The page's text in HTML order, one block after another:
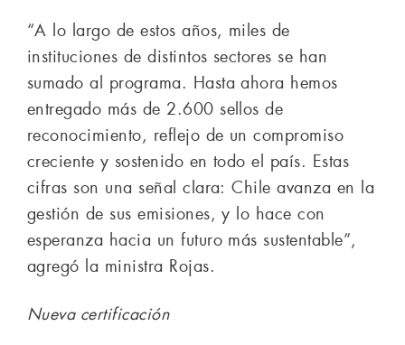
“A lo largo de estos años, miles de
instituciones de distintos sectores se han
sumado al programa. Hasta ahora hemos
entregado más de 2.600 sellos de
reconocimiento, reflejo de un compromiso
creciente y sostenido en todo el país. Estas
cifras son una señal clara: Chile avanza en la
gestión de sus emisiones, y lo hace con
esperanza hacia un futuro más sustentable”,
agregó la ministra Rojas.
Nueva certificación